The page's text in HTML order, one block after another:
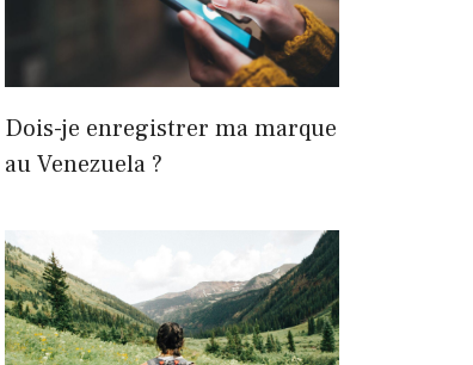
Dois-je enregistrer ma marque
au Venezuela ?